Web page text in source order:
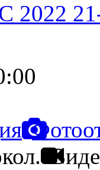
2022